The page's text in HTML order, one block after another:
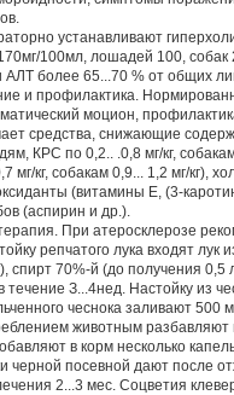
устанавливают
100мл, лошадей 100,
АЛТ более 65...70 % от общих
и профилактика.
моцион,
средства, снижающие
КРС по 0,2.. .0,8 мг/кг,
мг/кг, собакам 0,9... 1,2 мг/кг),
(витамины Е, (3-
(аспирин и др.).
При атеросклерозе
репчатого лука входят
спирт 70%-й (до получения 0,5
течение З...4нед. Настойку из
чеснока заливают 500
животным разбавляют
в корм несколько
черной посевной дают после
2...3 мес. Соцветия